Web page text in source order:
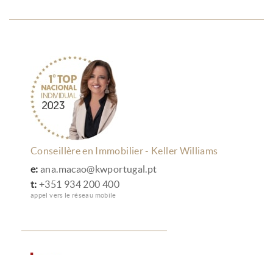
Conseillère en Immobilier - Keller Williams
e: ana.macao@kwportugal.pt
t: +351 934 200 400
appel vers le réseau mobile